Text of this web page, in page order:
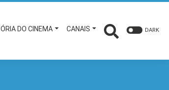
DO CINEMA CANAIS DARK